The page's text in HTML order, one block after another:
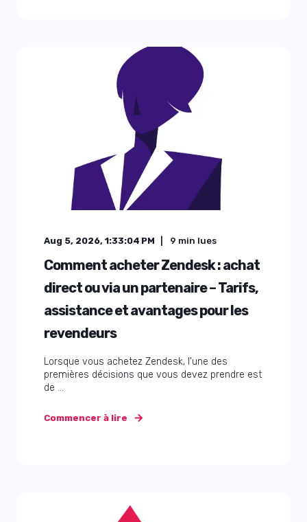
Aug 5, 2026, 1:33:04 PM 9 min lues
Comment acheter Zendesk : achat
direct ou via un partenaire – Tarifs,
assistance et avantages pour les
revendeurs
Lorsque vous achetez Zendesk, l'une des
premières décisions que vous devez prendre est
de ...
Commencer à lire